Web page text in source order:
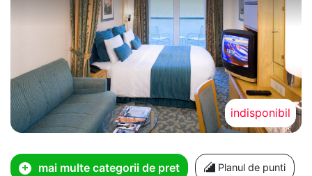
indisponibil
mai multe categorii de pret Planul de punti